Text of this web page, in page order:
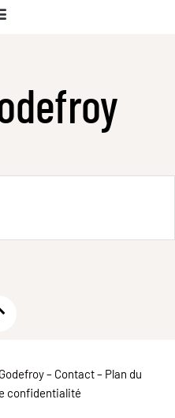
– Contact– Plan du
confidentialité